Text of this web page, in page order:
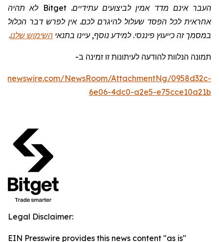
העבר אינם מדד אמין לביצועים עתידיים.Bitget לא תהיה
אחראית לכל הפסד שעלול להיגרם לכם. אין לפרש דבר הכלול
במסמך זה כייעוץ פיננסי. למידע נוסף, עיינו בתנאי השימוש שלנו.
תמונה הנלוות להודעה לעיתונות זו זמינה ב-
NewsRoom/AttachmentNg/0958d32c-
6e06-4dc0-a2e5-e75cce10a21b
Legal Disclaimer:
EIN Presswire provides this news content "as is"